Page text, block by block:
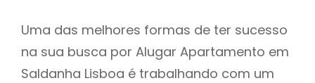
Uma das melhores formas de ter sucesso
na sua busca por Alugar Apartamento em
Saldanha Lisboa é trabalhando com um